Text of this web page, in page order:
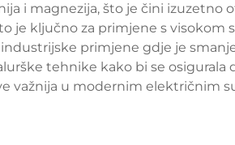
i magnezija, što je čini
je ključno za primjene s
primjene gdje je
tehnike kako bi se
važnija u modernim električnim